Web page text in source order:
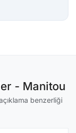
- Manitou
benzerliği